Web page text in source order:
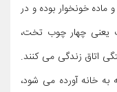
خونخوار بوده و در
یعنی چهار چوب تخت،
اتاق زندگی می کنند.
خانه آورده می شود،